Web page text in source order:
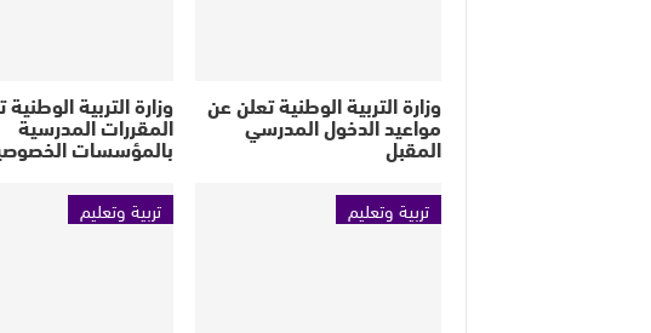
وزارة التربية الوطنية تعلن عن
مواعيد الدخول المدرسي
المقبل
وزارة التربية
المقررات المدرسية
بالمؤسسات
تربية وتعليم تربية وتعليم